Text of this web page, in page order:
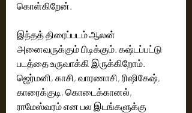
கொள்கிறேன்.
இந்தத் திரைப்படம் ஆலன்
அனைவருக்கும் பிடிக்கும். கஷ்டப்பட்டு
படத்தை உருவாக்கி இருக்கிறோம்.
ஜெர்மனி, காசி, வாரணாசி, ரிஷிகேஷ்,
காரைக்குடி, கொடைக்கானல்,
ராமேஸ்வரம் என பல இடங்களுக்கு